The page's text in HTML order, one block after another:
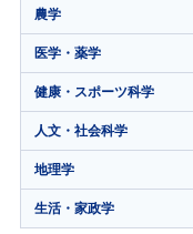
農学
医学・薬学
健康・スポーツ科学
人文・社会科学
地理学
生活・家政学